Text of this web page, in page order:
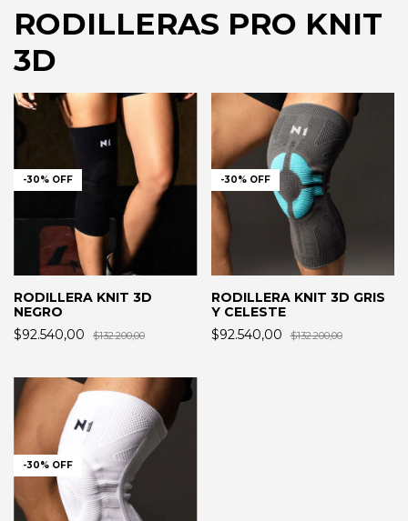
RODILLERAS PRO KNIT
3D
-30% OFF
RODILLERA KNIT 3D
NEGRO
$92.540,00
$132.200,00
-30% OFF
RODILLERA KNIT 3D GRIS
Y CELESTE
$92.540,00
$132.200,00
-30% OFF